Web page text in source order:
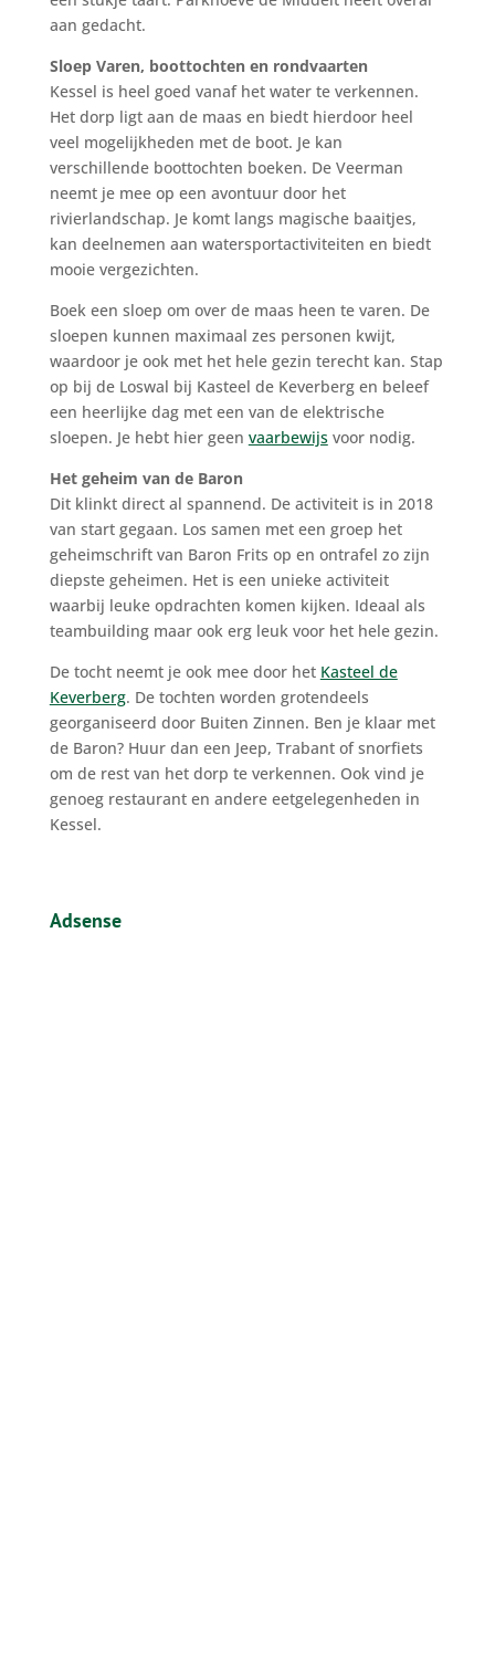
aan gedacht.
Sloep Varen, boottochten en rondvaarten
Kessel is heel goed vanaf het water te verkennen.
Het dorp ligt aan de maas en biedt hierdoor heel
veel mogelijkheden met de boot. Je kan
verschillende boottochten boeken. De Veerman
neemt je mee op een avontuur door het
rivierlandschap. Je komt langs magische baaitjes,
kan deelnemen aan watersportactiviteiten en biedt
mooie vergezichten.
Boek een sloep om over de maas heen te varen. De
sloepen kunnen maximaal zes personen kwijt,
waardoor je ook met het hele gezin terecht kan. Stap
op bij de Loswal bij Kasteel de Keverberg en beleef
een heerlijke dag met een van de elektrische
sloepen. Je hebt hier geen vaarbewijsvoor nodig.
Het geheim van de Baron
Dit klinkt direct al spannend. De activiteit is in 2018
van start gegaan. Los samen met een groep het
geheimschrift van Baron Frits op en ontrafel zo zijn
diepste geheimen. Het is een unieke activiteit
waarbij leuke opdrachten komen kijken. Ideaal als
teambuilding maar ook erg leuk voor het hele gezin.
De tocht neemt je ook mee door het Kasteel de
Keverberg. De tochten worden grotendeels
georganiseerd door Buiten Zinnen. Ben je klaar met
de Baron? Huur dan een Jeep, Trabant of snorfiets
om de rest van het dorp te verkennen. Ook vind je
genoeg restaurant en andere eetgelegenheden in
Kessel.
Adsense